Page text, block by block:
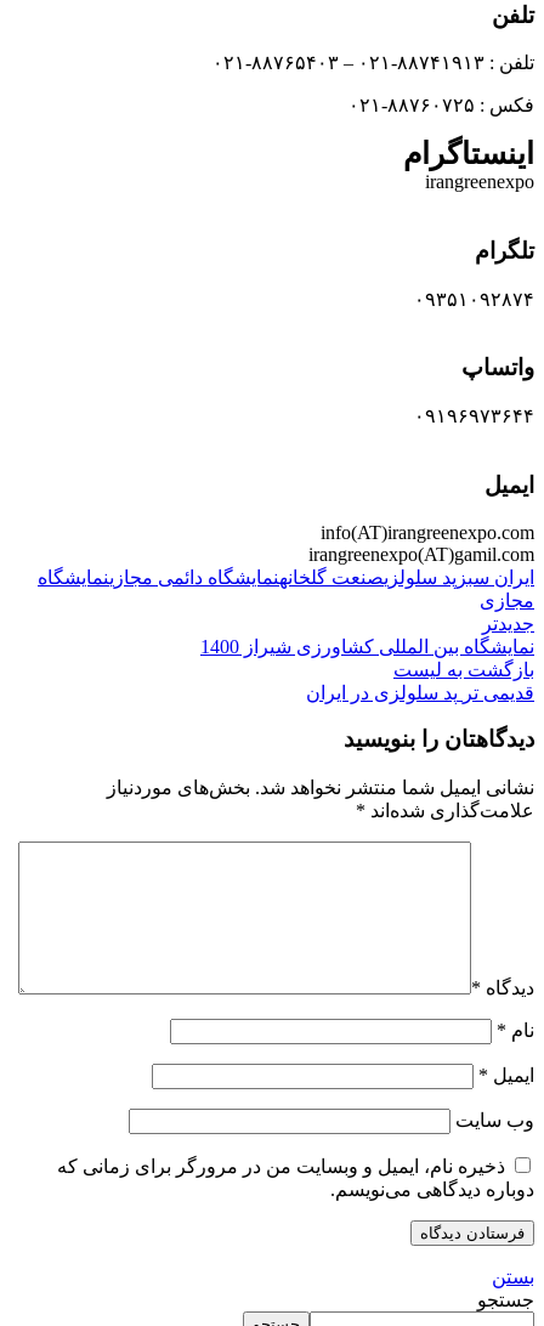
تلفن
تلفن : ۸۸۷۴۱۹۱۳-۰۲۱ – ۸۸۷۶۵۴۰۳-۰۲۱
فکس : ۸۸۷۶۰۷۲۵-۰۲۱
اینستاگرام
irangreenexpo
تلگرام
۰۹۳۵۱۰۹۲۸۷۴
واتساپ
۰۹۱۹۶۹۷۳۶۴۴
ایمیل
info(AT)irangreenexpo.com
irangreenexpo(AT)gamil.com
ایران سبز پد سلولزیصنعت گلخانهنمایشگاه دائمی مجازینمایشگاه
مجازی
جدیدتر
نمایشگاه بین المللی کشاورزی شیراز 1400
بازگشت به لیست
قدیمی تر پد سلولزی در ایران
دیدگاهتان را بنویسید
نشانی ایمیل شما منتشر نخواهد شد. بخش‌های موردنیاز
علامت‌گذاری شده‌اند *
دیدگاه *
نام *
ایمیل *
وب‌ سایت
ذخیره نام، ایمیل و وبسایت من در مرورگر برای زمانی که
دوباره دیدگاهی می‌نویسم.
بستن
جستجو